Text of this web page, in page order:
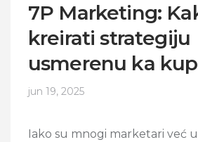
7P Marketing:
kreirati strategiju
usmerenu ka
jun 19, 2025
Iako su mnogi marketari već